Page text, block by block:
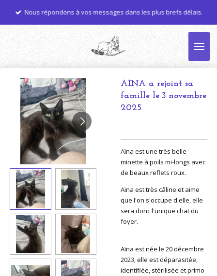
Passer Nous répondons à vos messages dans les plus brefs délais.
AÏNA a rejoint sa
famille le 3 novembre
2025
Aïna est une très belle
minette à poils mi-longs avec
de beaux reflets roux.
Aïna est très câline et aime
que l'on s'occupe d'elle, elle
sera donc l'unique chat du
foyer.
Aïna est née le 20 décembre
2023, elle est déparasitée,
identifiée, stérilisée et primo